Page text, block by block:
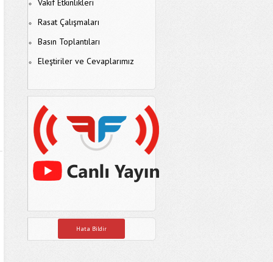
Vakıf Etkinlikleri
Rasat Çalışmaları
Basın Toplantıları
Eleştiriler ve Cevaplarımız
Hata Bildir